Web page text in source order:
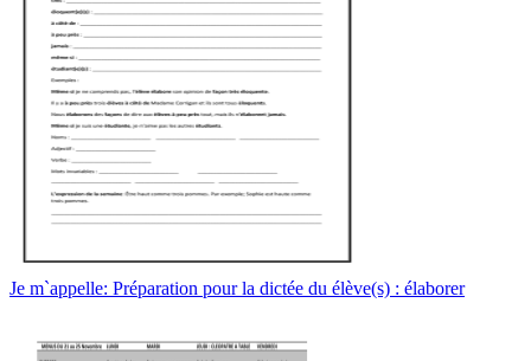
Je m`appelle: Préparation pour la dictée du élève(s) : élaborer